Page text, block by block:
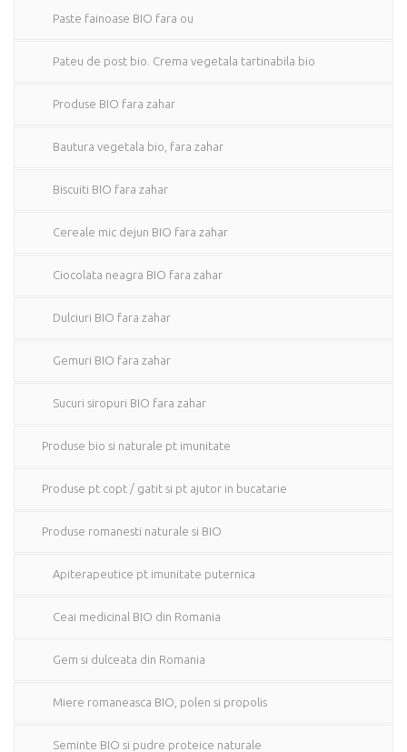
Paste fainoase BIO fara ou
Pateu de post bio. Crema vegetala tartinabila bio
Produse BIO fara zahar
Bautura vegetala bio, fara zahar
Biscuiti BIO fara zahar
Cereale mic dejun BIO fara zahar
Ciocolata neagra BIO fara zahar
Dulciuri BIO fara zahar
Gemuri BIO fara zahar
Sucuri siropuri BIO fara zahar
Produse bio si naturale pt imunitate
Produse pt copt / gatit si pt ajutor in bucatarie
Produse romanesti naturale si BIO
Apiterapeutice pt imunitate puternica
Ceai medicinal BIO din Romania
Gem si dulceata din Romania
Miere romaneasca BIO, polen si propolis
Seminte BIO si pudre proteice naturale